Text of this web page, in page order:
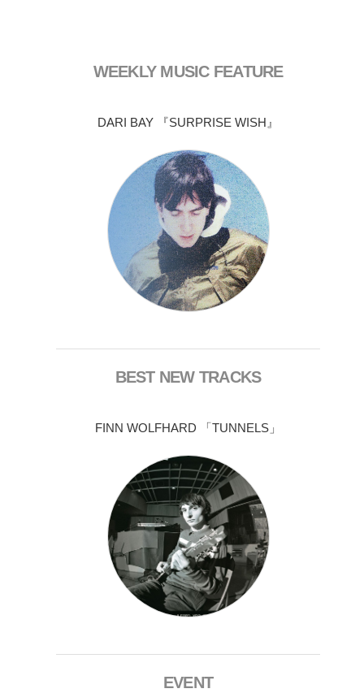
WEEKLY MUSIC FEATURE
DARI BAY 『SURPRISE WISH』
BEST NEW TRACKS
FINN WOLFHARD 「TUNNELS」
EVENT